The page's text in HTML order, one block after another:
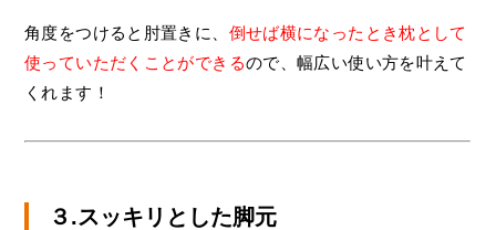
角度をつけると肘置きに、 倒せば横になったとき枕として
使っていただくことができるので、幅広い使い方を叶えて
くれます！
３.スッキリとした脚元